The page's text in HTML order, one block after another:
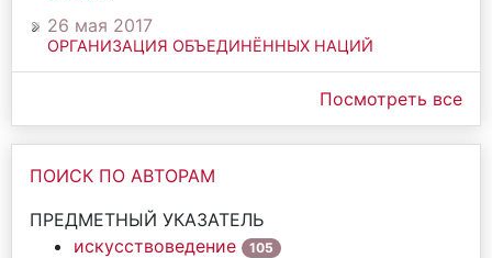
26 мая 2017
ОРГАНИЗАЦИЯ ОБЪЕДИНЁННЫХ НАЦИЙ
Посмотреть все
ПОИСК ПО АВТОРАМ
ПРЕДМЕТНЫЙ УКАЗАТЕЛЬ
искусствоведение
105